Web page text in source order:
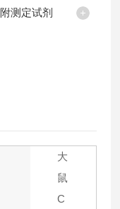
测定试剂
大
鼠
C